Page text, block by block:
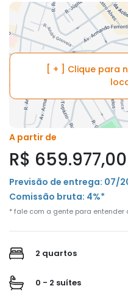
[ + ] Clique para
A partir de
R$ 659.977,00
Previsão de entrega: 07/
Comissão bruta: 4%*
* fale com a gente para
2 quartos
0 - 2 suítes